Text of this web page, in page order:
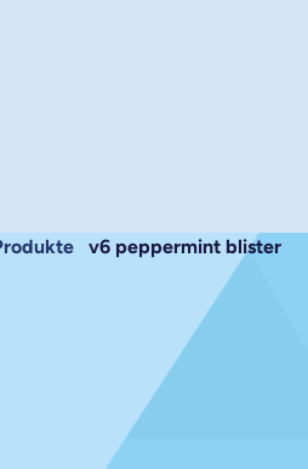
produkte v6 peppermint blister